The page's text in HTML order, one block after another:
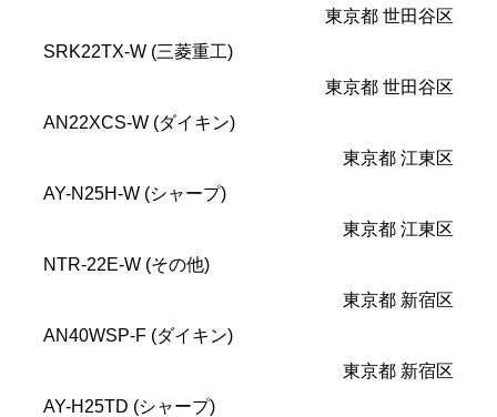
東京都 世田谷区
SRK22TX-W (三菱重工)
東京都 世田谷区
AN22XCS-W (ダイキン)
東京都 江東区
AY-N25H-W (シャープ)
東京都 江東区
NTR-22E-W (その他)
東京都 新宿区
AN40WSP-F (ダイキン)
東京都 新宿区
AY-H25TD (シャープ)